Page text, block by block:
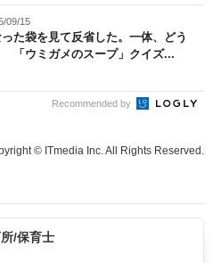
09/15
た袋を見て反省した。一体、どう
「ウミガメのスープ」クイズ...
Recommended by
© ITmedia Inc. All Rights Reserved.
/保育士